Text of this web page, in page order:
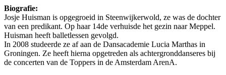
Biografie:
Josje Huisman is opgegroeid in Steenwijkerwold, ze was de dochter
van een predikant. Op haar 14de verhuisde het gezin naar Meppel.
Huisman heeft balletlessen gevolgd.
In 2008 studeerde ze af aan de Dansacademie Lucia Marthas in
Groningen. Ze heeft hierna opgetreden als achtergronddanseres bij
de concerten van de Toppers in de Amsterdam ArenA.